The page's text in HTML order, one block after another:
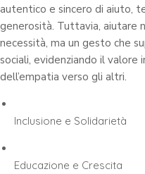
autentico e sincero di aiuto,
generosità. Tuttavia, aiutare
necessità, ma un gesto che
sociali, evidenziando il
dell’empatia verso gli altri.
Inclusione e Solidarietà
Educazione e Crescita